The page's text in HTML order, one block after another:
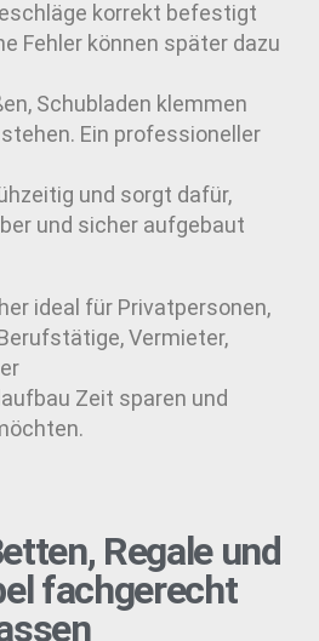
korrekt befestigt
Fehler können später dazu
Schubladen klemmen
Ein professioneller
und sorgt dafür,
und sicher aufgebaut
ideal für Privatpersonen,
Vermieter,
Zeit sparen und
Regale und
fachgerecht